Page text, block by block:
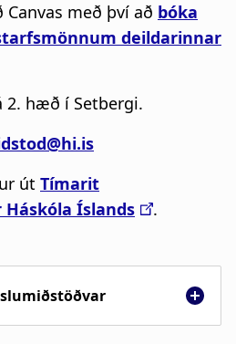
með því að bóka
deildarinnar
2. hæð í Setbergi.
út Tímarit
Íslands
.